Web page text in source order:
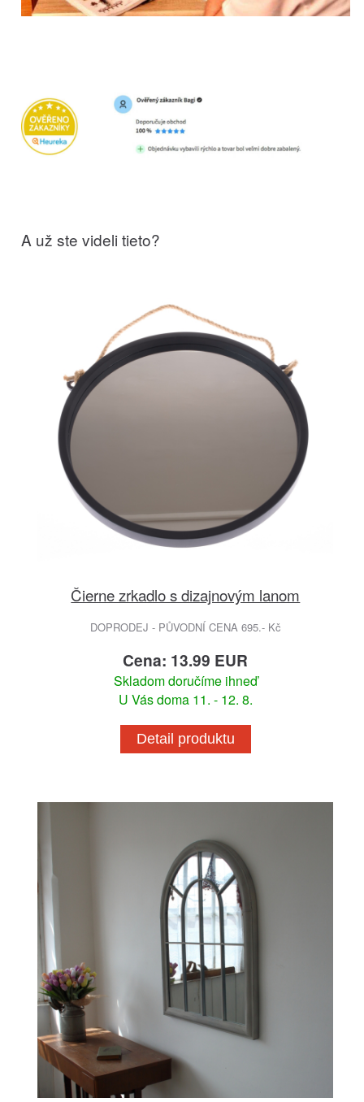
A už ste videli tieto?
Čierne zrkadlo s dizajnovým lanom
DOPRODEJ - PŮVODNÍ CENA 695.- Kč
Cena: 13.99 EUR
Skladom doručíme ihneď
U Vás doma 11. - 12. 8.
Detail produktu